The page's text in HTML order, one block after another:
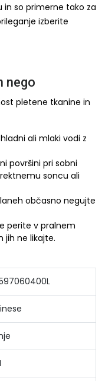
in so primerne tako za
izberite
nego
pletene tkanine in
ali mlaki vodi z
površini pri sobni
soncu ali
občasno negujte
perite v pralnem
jih ne likajte.